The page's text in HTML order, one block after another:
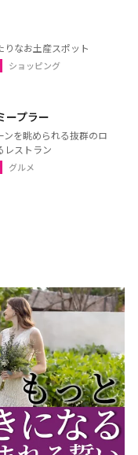
りなお土産スポット
ショッピング
ープラー
ンを眺められる抜群のロ
レストラン
グルメ